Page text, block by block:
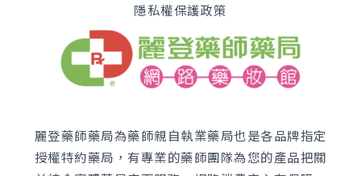
隱私權保護政策
麗登藥師藥局為藥師親自執業藥局也是各品牌指定
授權特約藥局，有專業的藥師團隊為您的產品把關